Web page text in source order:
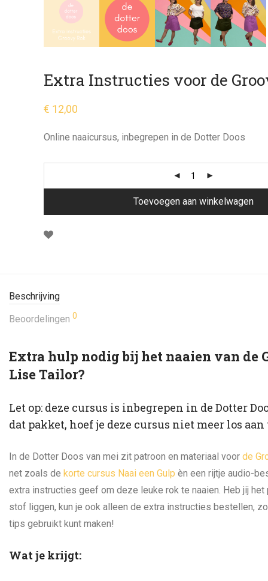
Extra Instructies voor de
€ 12,00
Online naaicursus, inbegrepen in de Dotter Doos
Toevoegen aan winkelwagen
Beschrijving
Beoordelingen 0
Extra hulp nodig bij het naaien van de
Lise Tailor?
Let op: deze cursus is inbegrepen in de Dotter
dat pakket, hoef je deze cursus niet meer los
In de Dotter Doos van mei zit patroon en materiaal voor de
net zoals de korte cursus Naai een Gulp èn een rijtje audio-
extra instructies geef om deze leuke rok te naaien. Heb jij het
stof liggen, kun je ook alleen de extra instructies bestellen,
tips gebruikt kunt maken!
Wat je krijgt: